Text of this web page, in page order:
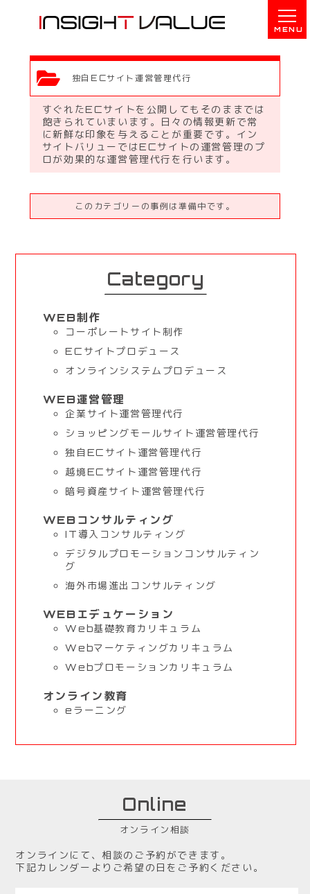
独自ECサイト運営管理代行
すぐれたECサイトを公開してもそのままでは
飽きられていまいます。日々の情報更新で常
に新鮮な印象を与えることが重要です。イン
サイトバリューではECサイトの運営管理のプ
ロが効果的な運営管理代行を行います。
このカテゴリーの事例は準備中です。
Category
WEB制作
コーポレートサイト制作
ECサイトプロデュース
オンラインシステムプロデュース
WEB運営管理
企業サイト運営管理代行
ショッピングモールサイト運営管理代行
独自ECサイト運営管理代行
越境ECサイト運営管理代行
暗号資産サイト運営管理代行
WEBコンサルティング
IT導入コンサルティング
デジタルプロモーションコンサルティン
グ
海外市場進出コンサルティング
WEBエデュケーション
Web基礎教育カリキュラム
Webマーケティングカリキュラム
Webプロモーションカリキュラム
オンライン教育
eラーニング
Online
オンライン相談
オンラインにて、相談のご予約ができます。
下記カレンダーよりご希望の日をご予約ください。